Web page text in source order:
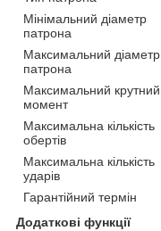
Мінімальний діаметр
патрона
Максимальний діаметр
патрона
Максимальний крутний
момент
Максимальна кількість
обертів
Максимальна кількість
ударів
Гарантійний термін
Додаткові функції